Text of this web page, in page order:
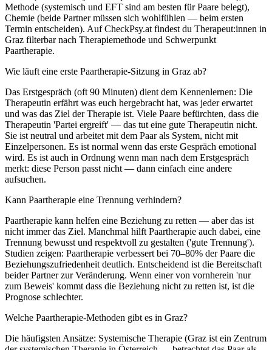
Methode (systemisch und EFT sind am besten für Paare belegt),
Chemie (beide Partner müssen sich wohlfühlen — beim ersten
Termin entscheiden). Auf CheckPsy.at findest du Therapeut:innen in
Graz filterbar nach Therapiemethode und Schwerpunkt
Paartherapie.
Wie läuft eine erste Paartherapie-Sitzung in Graz ab?
Das Erstgespräch (oft 90 Minuten) dient dem Kennenlernen: Die
Therapeutin erfährt was euch hergebracht hat, was jeder erwartet
und was das Ziel der Therapie ist. Viele Paare befürchten, dass die
Therapeutin 'Partei ergreift' — das tut eine gute Therapeutin nicht.
Sie ist neutral und arbeitet mit dem Paar als System, nicht mit
Einzelpersonen. Es ist normal wenn das erste Gespräch emotional
wird. Es ist auch in Ordnung wenn man nach dem Erstgespräch
merkt: diese Person passt nicht — dann einfach eine andere
aufsuchen.
Kann Paartherapie eine Trennung verhindern?
Paartherapie kann helfen eine Beziehung zu retten — aber das ist
nicht immer das Ziel. Manchmal hilft Paartherapie auch dabei, eine
Trennung bewusst und respektvoll zu gestalten ('gute Trennung').
Studien zeigen: Paartherapie verbessert bei 70–80% der Paare die
Beziehungszufriedenheit deutlich. Entscheidend ist die Bereitschaft
beider Partner zur Veränderung. Wenn einer von vornherein 'nur
zum Beweis' kommt dass die Beziehung nicht zu retten ist, ist die
Prognose schlechter.
Welche Paartherapie-Methoden gibt es in Graz?
Die häufigsten Ansätze: Systemische Therapie (Graz ist ein Zentrum